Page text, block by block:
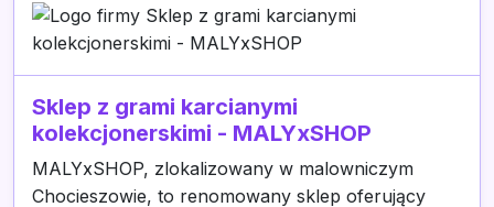
Sklep z grami karcianymi
kolekcjonerskimi - MALYxSHOP
MALYxSHOP, zlokalizowany w malowniczym
Chocieszowie, to renomowany sklep oferujący